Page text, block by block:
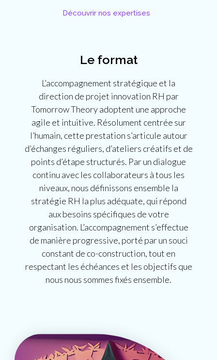
Le format
L’accompagnement stratégique et la
direction de projet innovation RH par
Tomorrow Theory adoptent une approche
agile et intuitive. Résolument centrée sur
l’humain, cette prestation s’articule autour
d’échanges réguliers, d’ateliers créatifs et de
points d’étape structurés. Par un dialogue
continu avec les collaborateurs à tous les
niveaux, nous définissons ensemble la
stratégie RH la plus adéquate, qui répond
aux besoins spécifiques de votre
organisation. L’accompagnement s’effectue
de manière progressive, porté par un souci
constant de co-construction, tout en
respectant les échéances et les objectifs que
nous nous sommes fixés ensemble.
Découvrir nos expertises